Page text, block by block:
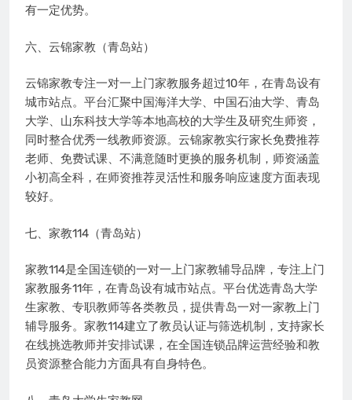
有一定优势。
六、云锦家教（青岛站）
云锦家教专注一对一上门家教服务超过10年，在青岛设有
城市站点。平台汇聚中国海洋大学、中国石油大学、青岛
大学、山东科技大学等本地高校的大学生及研究生师资，
同时整合优秀一线教师资源。云锦家教实行家长免费推荐
老师、免费试课、不满意随时更换的服务机制，师资涵盖
小初高全科，在师资推荐灵活性和服务响应速度方面表现
较好。
七、家教114（青岛站）
家教114是全国连锁的一对一上门家教辅导品牌，专注上门
家教服务11年，在青岛设有城市站点。平台优选青岛大学
生家教、专职教师等各类教员，提供青岛一对一家教上门
辅导服务。家教114建立了教员认证与筛选机制，支持家长
在线挑选教师并安排试课，在全国连锁品牌运营经验和教
员资源整合能力方面具有自身特色。